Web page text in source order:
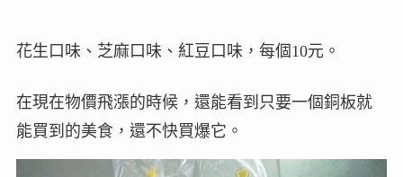
花生口味、芝麻口味、紅豆口味，每個10元。
在現在物價飛漲的時候，還能看到只要一個銅板就
能買到的美食，還不快買爆它。